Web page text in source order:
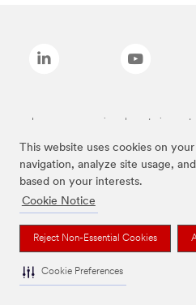
This website uses cookies on
navigation, analyze site usage,
based on your interests.
Cookie Notice
Reject Non-Essential Cookies
Cookie Preferences
Las marcas mencionadas